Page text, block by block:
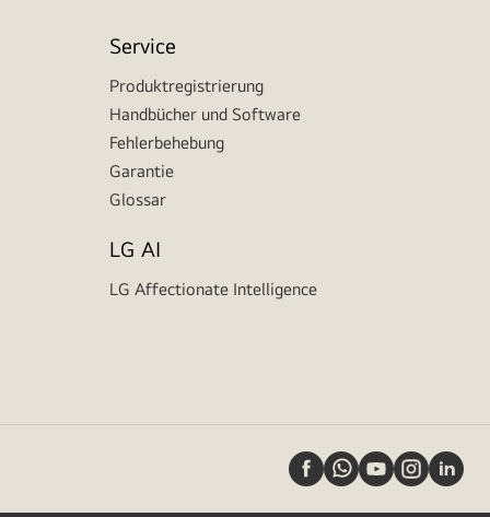
Service
Produktregistrierung
Handbücher und Software
Fehlerbehebung
Garantie
Glossar
LG AI
LG Affectionate Intelligence